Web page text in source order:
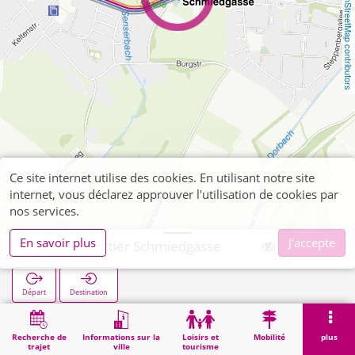
OpenStreetMap contributors
Recherche de
trajet
Informations sur la
ville
Loisirs et
tourisme
Mobilité plus
Vaalserquartier Schmiedgasse
Départ Destination
Démarrage Vaalserquartier Schmiedgasse
Ce site internet utilise des cookies. En utilisant notre site
internet, vous déclarez approuver l'utilisation de cookies par
nos services.
En savoir plus
J'accepte